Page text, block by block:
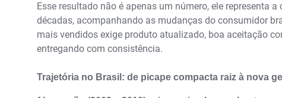
Esse resultado não é apenas um número, ele representa
décadas, acompanhando as mudanças do consumidor
mais vendidos exige produto atualizado, boa aceitação
entregando com consistência.
Trajetória no Brasil: de picape compacta raiz à nova